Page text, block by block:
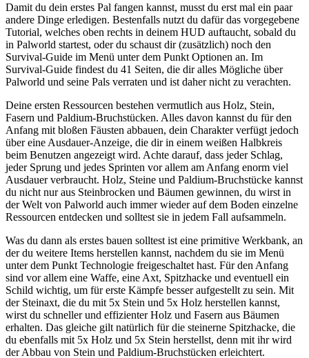
Damit du dein erstes Pal fangen kannst, musst du erst mal ein paar
andere Dinge erledigen. Bestenfalls nutzt du dafür das vorgegebene
Tutorial, welches oben rechts in deinem HUD auftaucht, sobald du
in Palworld startest, oder du schaust dir (zusätzlich) noch den
Survival-Guide im Menü unter dem Punkt Optionen an. Im
Survival-Guide findest du 41 Seiten, die dir alles Mögliche über
Palworld und seine Pals verraten und ist daher nicht zu verachten.
Deine ersten Ressourcen bestehen vermutlich aus Holz, Stein,
Fasern und Paldium-Bruchstücken. Alles davon kannst du für den
Anfang mit bloßen Fäusten abbauen, dein Charakter verfügt jedoch
über eine Ausdauer-Anzeige, die dir in einem weißen Halbkreis
beim Benutzen angezeigt wird. Achte darauf, dass jeder Schlag,
jeder Sprung und jedes Sprinten vor allem am Anfang enorm viel
Ausdauer verbraucht. Holz, Steine und Paldium-Bruchstücke kannst
du nicht nur aus Steinbrocken und Bäumen gewinnen, du wirst in
der Welt von Palworld auch immer wieder auf dem Boden einzelne
Ressourcen entdecken und solltest sie in jedem Fall aufsammeln.
Was du dann als erstes bauen solltest ist eine primitive Werkbank, an
der du weitere Items herstellen kannst, nachdem du sie im Menü
unter dem Punkt Technologie freigeschaltet hast. Für den Anfang
sind vor allem eine Waffe, eine Axt, Spitzhacke und eventuell ein
Schild wichtig, um für erste Kämpfe besser aufgestellt zu sein. Mit
der Steinaxt, die du mit 5x Stein und 5x Holz herstellen kannst,
wirst du schneller und effizienter Holz und Fasern aus Bäumen
erhalten. Das gleiche gilt natürlich für die steinerne Spitzhacke, die
du ebenfalls mit 5x Holz und 5x Stein herstellst, denn mit ihr wird
der Abbau von Stein und Paldium-Bruchstücken erleichtert.